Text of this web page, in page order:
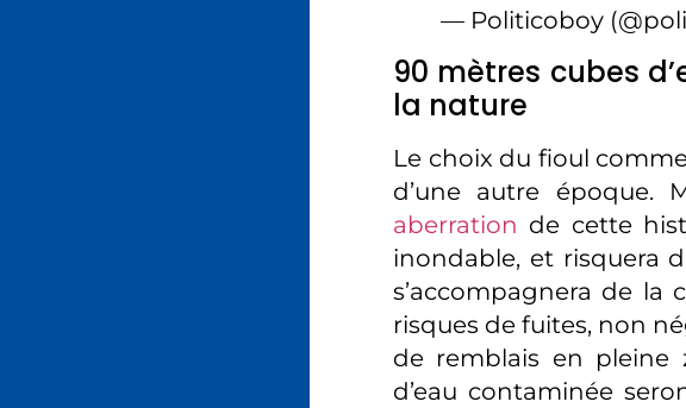
— Politicoboy
90 mètres cubes
la nature
Le choix du fioul
d’une autre époque.
aberration de cette
inondable, et risquera
s’accompagnera de la
risques de fuites, non
de remblais en pleine
d’eau contaminée